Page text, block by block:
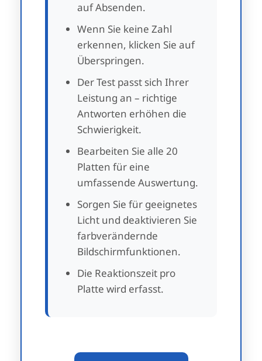
auf Absenden.
Wenn Sie keine Zahl
erkennen, klicken Sie auf
Überspringen.
Der Test passt sich Ihrer
Leistung an – richtige
Antworten erhöhen die
Schwierigkeit.
Bearbeiten Sie alle 20
Platten für eine
umfassende Auswertung.
Sorgen Sie für geeignetes
Licht und deaktivieren Sie
farbverändernde
Bildschirmfunktionen.
Die Reaktionszeit pro
Platte wird erfasst.